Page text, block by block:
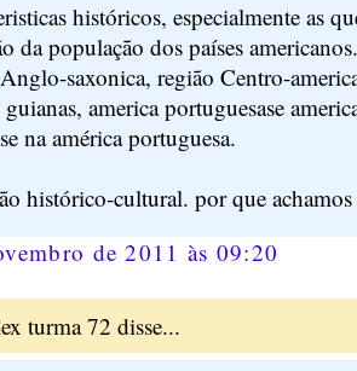
históricos, especialmente as
da população dos países
saxonica, região Centro-
america portuguesase
na américa portuguesa.
histórico-cultural. por que achamos
de 2011 às 09:20
turma 72 disse...